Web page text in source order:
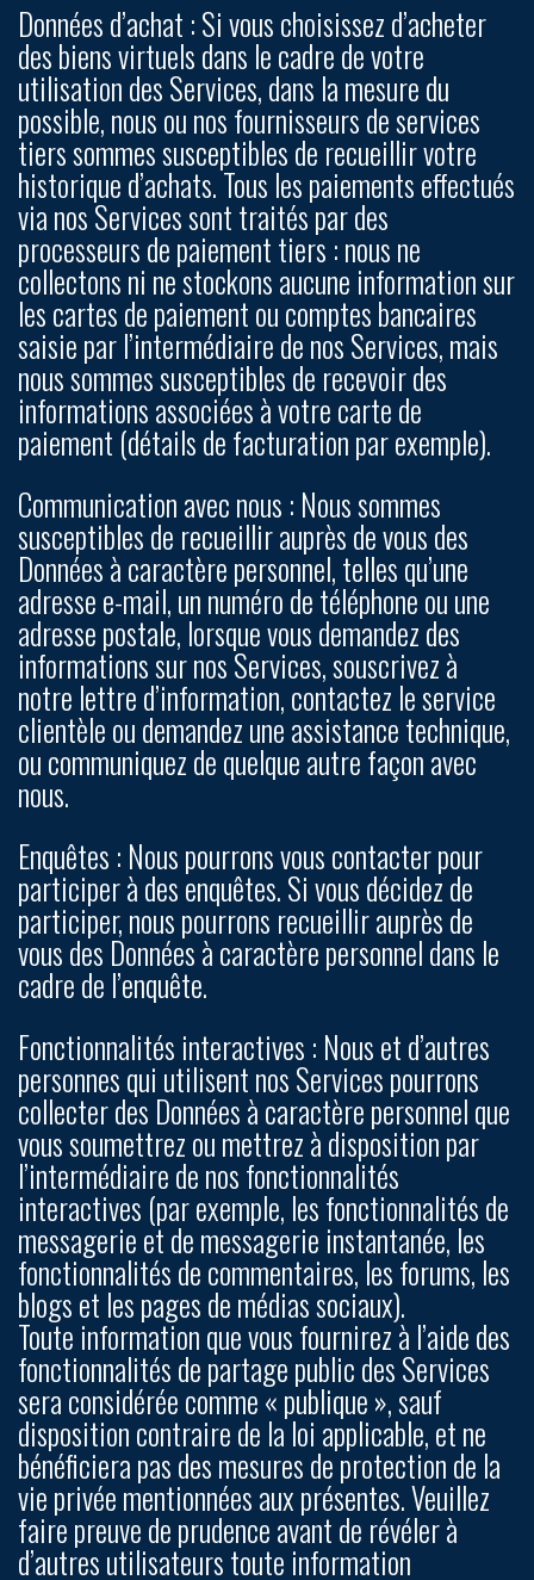
Données d’achat :Si vous choisissez d’acheter
des biens virtuels dans le cadre de votre
utilisation des Services, dans la mesure du
possible, nous ou nos fournisseurs de services
tiers sommes susceptibles de recueillir votre
historique d’achats. Tous les paiements effectués
vianos Services sont traités par des
processeurs de paiement tiers : nous ne
collectons ni ne stockons aucune information sur
les cartes de paiement ou comptes bancaires
saisie par l’intermédiaire de nos Services, mais
nous sommes susceptibles de recevoir des
informations associées à votre carte de
paiement (détails de facturation par exemple).
Communication avec nous : Nous sommes
susceptibles de recueillir auprès de vous des
Données à caractère personnel, telles qu’une
adresse e-mail, un numéro de téléphone ou une
adresse postale, lorsque vous demandez des
informations sur nos Services, souscrivez à
notre lettre d’information, contactez le service
clientèle ou demandez une assistance technique,
ou communiquez de quelque autre façon avec
nous.
Enquêtes : Nous pourrons vous contacter pour
participer à des enquêtes. Si vous décidez de
participer, nous pourrons recueillir auprès de
vous des Données à caractère personnel dans le
cadre de l’enquête.
Fonctionnalités interactives : Nous et d’autres
personnes qui utilisent nos Services pourrons
collecter des Données à caractère personnel que
vous soumettrez ou mettrez à disposition par
l’intermédiaire de nos fonctionnalités
interactives (par exemple, les fonctionnalités de
messagerie et de messagerie instantanée, les
fonctionnalités de commentaires, les forums, les
blogs et les pages de médias sociaux).
Toute information que vous fournirez à l’aide des
fonctionnalités de partage public des Services
sera considérée comme « publique », sauf
disposition contraire de la loi applicable, et ne
bénéficiera pas des mesures de protection de la
vie privée mentionnées aux présentes. Veuillez
faire preuve de prudence avant de révéler à
d’autres utilisateurs toute information